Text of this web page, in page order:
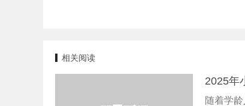
相关阅读
2025年
随着学